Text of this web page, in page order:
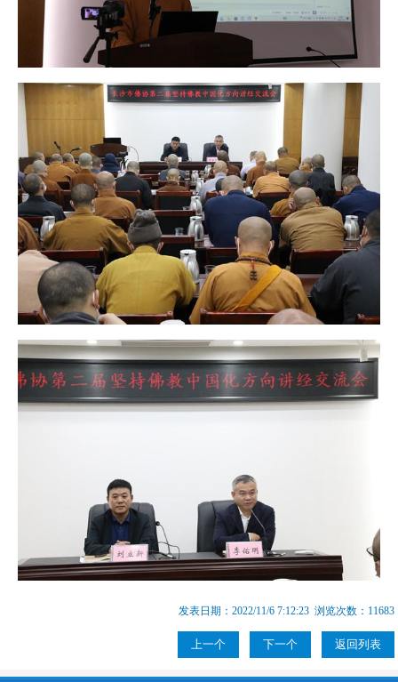
发表日期：2022/11/6 7:12:23 浏览次数：11683
上一个 下一个 返回列表